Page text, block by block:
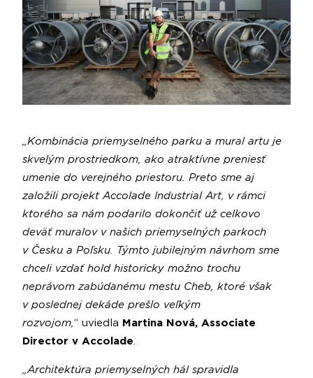
„Kombinácia priemyselného parku a mural artu je
skvelým prostriedkom, ako atraktívne preniesť
umenie do verejného priestoru. Preto sme aj
založili projekt Accolade Industrial Art, v rámci
ktorého sa nám podarilo dokončiť už celkovo
deväť muralov v našich priemyselných parkoch
v Česku a Poľsku. Týmto jubilejným návrhom sme
chceli vzdať hold historicky možno trochu
neprávom zabúdanému mestu Cheb, ktoré však
v poslednej dekáde prešlo veľkým
rozvojom,“ uviedla Martina Nová, Associate
Director v Accolade.
„Architektúra priemyselných hál spravidla